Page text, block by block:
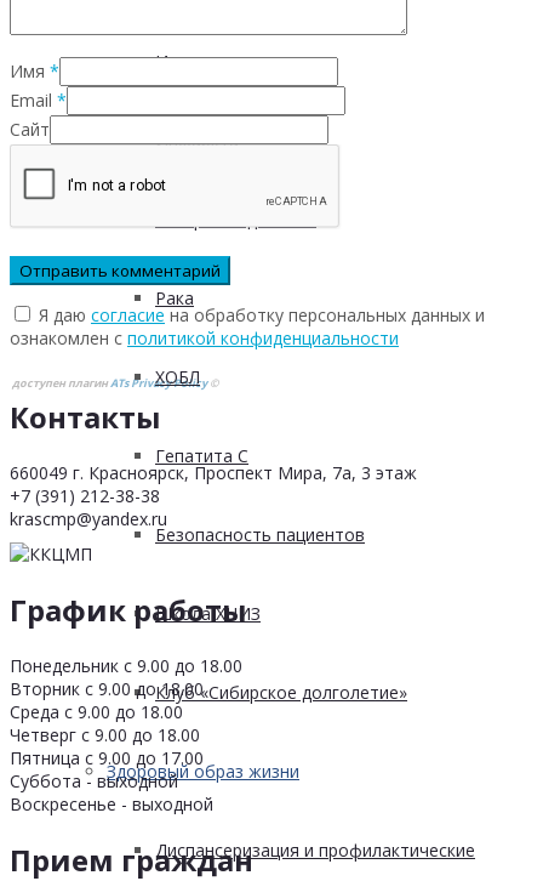
Инсульта
Инфаркта
Рака
ХОБЛ
Гепатита С
Безопасность пациентов
Школа ХНИЗ
Клуб «Сибирское долголетие»
Здоровый образ жизни
Диспансеризация и профилактические
Имя *
Email *
Сайт
Я даю согласиена обработку персональных данных и
ознакомлен с политикой конфиденциальности
доступен плагинATs Privacy Policy©
Контакты
660049 г. Красноярск, Проспект Мира, 7а, 3 этаж
+7 (391) 212-38-38
krascmp@yandex.ru
График работы
Понедельник с 9.00 до 18.00
Вторник с 9.00 до 18.00
Среда с 9.00 до 18.00
Четверг с 9.00 до 18.00
Пятница с 9.00 до 17.00
Суббота - выходной
Воскресенье - выходной
Прием граждан